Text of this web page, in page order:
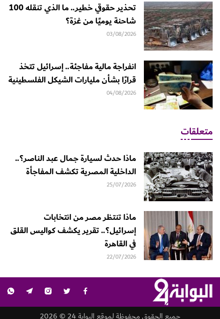
تحذير حقوقي خطير.. ما الذي تنقله 100
شاحنة يوميًا من غزة؟
03/08/2026
انفراجة مالية مفاجئة.. إسرائيل تتخذ
قرارًا بشأن مليارات الشيكل الفلسطينية
04/08/2026
متعلقات
ماذا حدث لسيارة جمال عبد الناصر؟..
الداخلية المصرية تكشف المفاجأة
25/07/2026
ماذا تنتظر مصر من انتخابات
إسرائيل؟.. تقرير يكشف كواليس القلق
في القاهرة
22/07/2026